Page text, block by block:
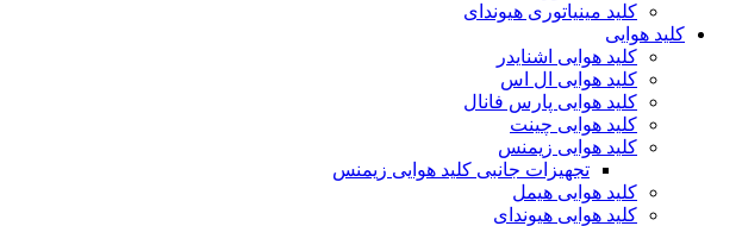
کلید مینیاتوری هیوندای
کلید هوایی
کلید هوایی اشنایدر
کلید هوایی ال اس
کلید هوایی پارس فانال
کلید هوایی چینت
کلید هوایی زیمنس
تجهیزات جانبی کلید هوایی زیمنس
کلید هوایی هیمل
کلید هوایی هیوندای